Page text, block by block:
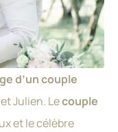
d’un couple
Julien. Lecouple
et le célèbre